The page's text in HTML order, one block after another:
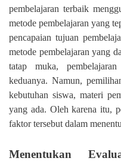
pembelajaran terbaik
metode pembelajaran yang
pencapaian tujuan
metode pembelajaran yang
tatap muka,
keduanya. Namun,
kebutuhan siswa, materi
yang ada. Oleh karena itu,
faktor tersebut dalam
Menentukan